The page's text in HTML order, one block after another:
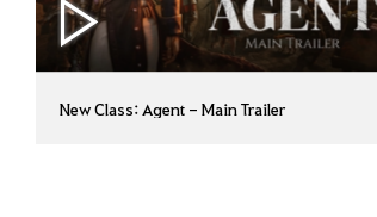
New Class: Agent - Main Trailer